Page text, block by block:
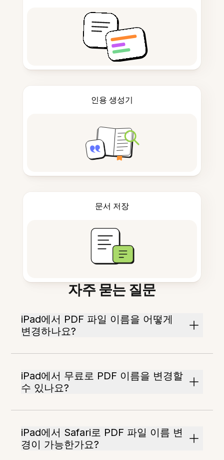
인용 생성기
문서 저장
자주 묻는 질문
iPad에서 PDF 파일 이름을 어떻게
변경하나요?
iPad에서 무료로 PDF 이름을 변경할
수 있나요?
iPad에서 Safari로 PDF 파일 이름 변
경이 가능한가요?